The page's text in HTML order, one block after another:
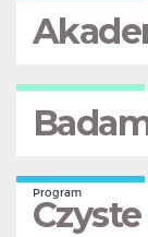
Program